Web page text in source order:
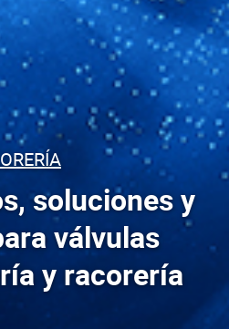
soluciones y
válvulas
y racorería